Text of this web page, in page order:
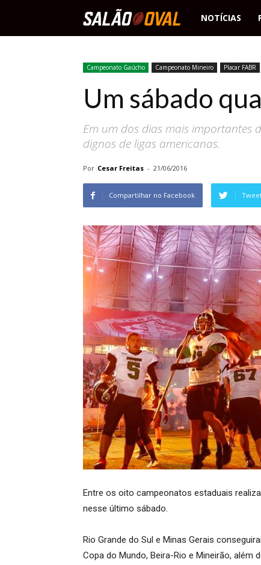
Salão
NOTÍCIAS
Campeonato Gaúcho Campeonato Mineiro Placar FABR
Um sábado
Em um dos dias mais importantes
dignos de ligas americanas.
Por Cesar Freitas - 21/06/2016
Compartilhar no Facebook
Entre os oito campeonatos estaduais
nesse último sábado.
Rio Grande do Sul e Minas Gerais
Copa do Mundo, Beira-Rio e Mineirão,